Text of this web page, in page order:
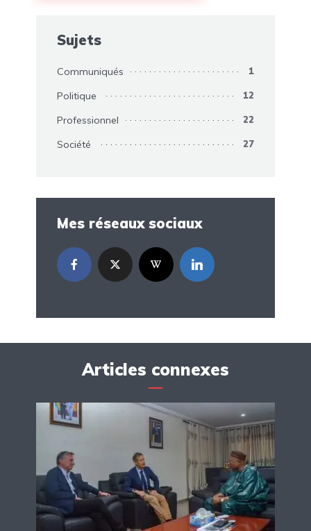
Sujets
Communiqués 1
Politique 12
Professionnel 22
Société 27
Mes réseaux sociaux
Articles connexes